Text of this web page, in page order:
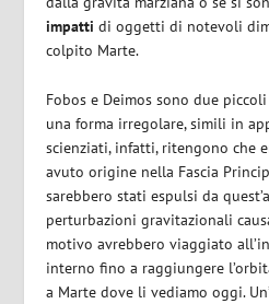
impatti di oggetti di notevoli
colpito Marte.
Fobos e Deimos sono due
una forma irregolare, simili in
scienziati, infatti, ritengono che
avuto origine nella Fascia
sarebbero stati espulsi da
perturbazioni gravitazionali
motivo avrebbero viaggiato
interno fino a raggiungere
a Marte dove li vediamo oggi.